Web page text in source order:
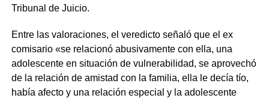
Tribunal de Juicio.
Entre las valoraciones, el veredicto señaló que el ex
comisario «se relacionó abusivamente con ella, una
adolescente en situación de vulnerabilidad, se aprovechó
de la relación de amistad con la familia, ella le decía tío,
había afecto y una relación especial y la adolescente